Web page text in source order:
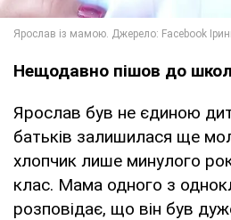
Нещодавно пішов до
Ярослав був не єдиною
батьків залишилася ще
хлопчик лише минулого
клас. Мама одного з
розповідає, що він був